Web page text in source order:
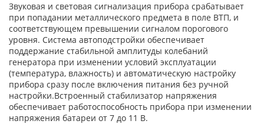
Звуковая и световая сигнализация прибора срабатывает
при попадании металлического предмета в поле ВТП, и
соответствующем превышении сигналом порогового
уровня. Система автоподстройки обеспечивает
поддержание стабильной амплитуды колебаний
генератора при изменении условий эксплуатации
(температура, влажность) и автоматическую настройку
прибора сразу после включения питания без ручной
настройки.Встроенный стабилизатор напряжения
обеспечивает работоспособность прибора при изменении
напряжения батареи от 7 до 11 В.